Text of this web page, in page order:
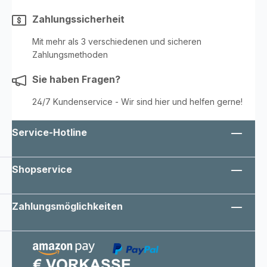
Zahlungssicherheit
Mit mehr als 3 verschiedenen und sicheren
Zahlungsmethoden
Sie haben Fragen?
24/7 Kundenservice - Wir sind hier und helfen gerne!
Service-Hotline
Shopservice
Zahlungsmöglichkeiten